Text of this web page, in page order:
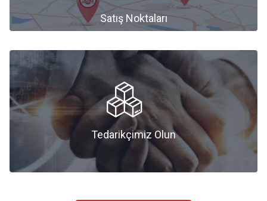
Satış Noktaları
Tedarikçimiz Olun
Tedarikçimiz Olun